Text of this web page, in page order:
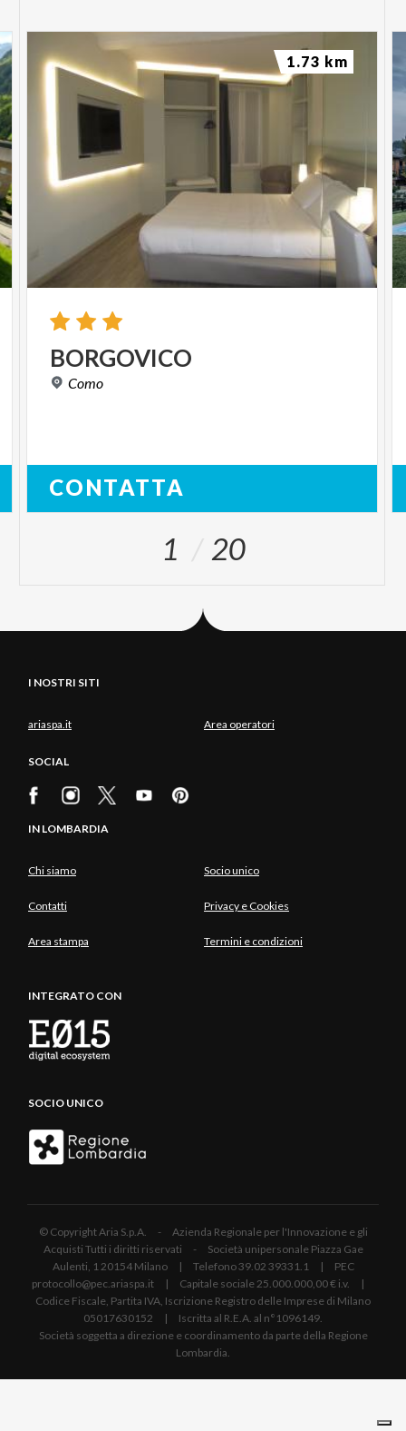
BORGOVICO
Como
CONTATTA
1.73 km
1 20
I NOSTRI SITI
ariaspa.it Area operatori
SOCIAL
IN LOMBARDIA
Chi siamo Socio unico
Contatti Privacy e Cookies
Area stampa Termini e condizioni
INTEGRATO CON
SOCIO UNICO
© Copyright Aria S.p.A. - Azienda Regionale per l'Innovazione e gli
Acquisti Tutti i diritti riservati - Società unipersonale Piazza Gae
Aulenti, 1 20154 Milano | Telefono 39.02 39331.1 | PEC
protocollo@pec.ariaspa.it | Capitale sociale 25.000.000,00 € i.v. |
Codice Fiscale, Partita IVA, Iscrizione Registro delle Imprese di Milano
05017630152 | Iscritta al R.E.A. al n°1096149.
Società soggetta a direzione e coordinamento da parte della Regione
Lombardia.